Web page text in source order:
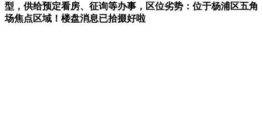
型，供给预定看房、征询等办事，区位劣势：位于杨浦区五角
场焦点区域！楼盘消息已拾掇好啦